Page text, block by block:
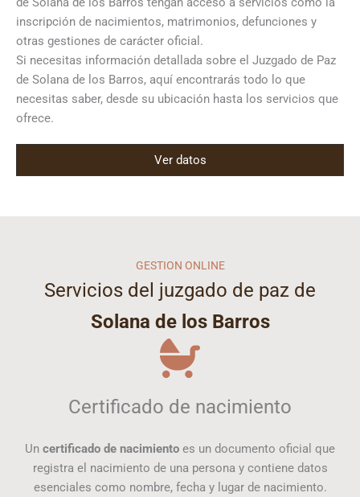
inscripción de nacimientos, matrimonios, defunciones y
otras gestiones de carácter oficial.
Si necesitas información detallada sobre el Juzgado de Paz
de Solana de los Barros, aquí encontrarás todo lo que
necesitas saber, desde su ubicación hasta los servicios que
ofrece.
Ver datos
GESTION ONLINE
Servicios del juzgado de paz de
Solana de los Barros
Certificado de nacimiento
Un certificado de nacimiento es un documento oficial que
registra el nacimiento de una persona y contiene datos
esenciales como nombre, fecha y lugar de nacimiento.